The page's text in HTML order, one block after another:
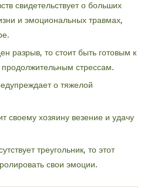
свидетельствует о больших
и эмоциональных травмах,
разрыв, то стоит быть готовым к
стрессам.
о тяжелой
своему хозяину везение и удачу
треугольник, то этот
свои эмоции.